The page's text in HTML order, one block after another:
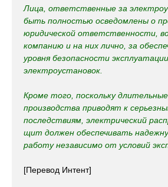
Лица, ответственные за
быть полностью осведомлены о
юридической ответственности,
компанию и на них лично, за
уровня безопасности
электроустановок.
Кроме того, поскольку
производства приводят к
последствиям, электрический
щит должен обеспечивать
работу независимо от условий
[Перевод Интент]